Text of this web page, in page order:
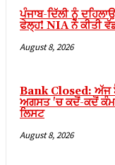
ਪੰਜਾਬ-ਦਿੱਲੀ ਨੂੰ
ਫੇਲ੍ਹ! NIA ਨੇ ਕੀਤੀ
August 8, 2026
Bank Closed: ਅੱਜ
ਅਗਸਤ 'ਚ ਕਦੋਂ-ਕਦੋਂ
ਲਿਸਟ
August 8, 2026